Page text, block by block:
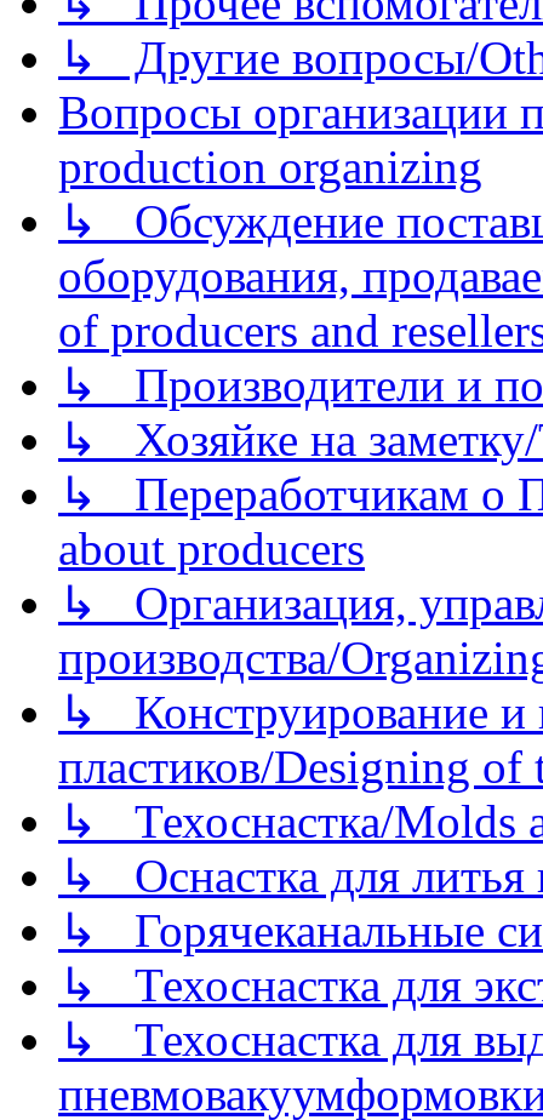
↳ Другие вопросы/
Вопросы организации
production organizing
↳ Обсуждение
оборудования,
of producers and
↳ Производители и
↳ Хозяйке на
↳ Переработчикам о
about producers
↳ Организация,
производства/
↳ Конструирование и
пластиков/Designing of
↳ Техоснастка/Molds
↳ Оснастка для литья
↳ Горячеканальные
↳ Техоснастка для
↳ Техоснастка для